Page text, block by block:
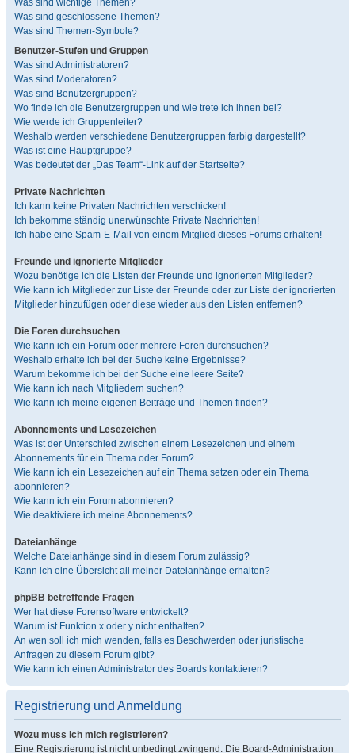
Was sind wichtige Themen?
Was sind geschlossene Themen?
Was sind Themen-Symbole?
Benutzer-Stufen und Gruppen
Was sind Administratoren?
Was sind Moderatoren?
Was sind Benutzergruppen?
Wo finde ich die Benutzergruppen und wie trete ich ihnen bei?
Wie werde ich Gruppenleiter?
Weshalb werden verschiedene Benutzergruppen farbig dargestellt?
Was ist eine Hauptgruppe?
Was bedeutet der „Das Team“-Link auf der Startseite?
Private Nachrichten
Ich kann keine Privaten Nachrichten verschicken!
Ich bekomme ständig unerwünschte Private Nachrichten!
Ich habe eine Spam-E-Mail von einem Mitglied dieses Forums erhalten!
Freunde und ignorierte Mitglieder
Wozu benötige ich die Listen der Freunde und ignorierten Mitglieder?
Wie kann ich Mitglieder zur Liste der Freunde oder zur Liste der ignorierten
Mitglieder hinzufügen oder diese wieder aus den Listen entfernen?
Die Foren durchsuchen
Wie kann ich ein Forum oder mehrere Foren durchsuchen?
Weshalb erhalte ich bei der Suche keine Ergebnisse?
Warum bekomme ich bei der Suche eine leere Seite?
Wie kann ich nach Mitgliedern suchen?
Wie kann ich meine eigenen Beiträge und Themen finden?
Abonnements und Lesezeichen
Was ist der Unterschied zwischen einem Lesezeichen und einem
Abonnements für ein Thema oder Forum?
Wie kann ich ein Lesezeichen auf ein Thema setzen oder ein Thema
abonnieren?
Wie kann ich ein Forum abonnieren?
Wie deaktiviere ich meine Abonnements?
Dateianhänge
Welche Dateianhänge sind in diesem Forum zulässig?
Kann ich eine Übersicht all meiner Dateianhänge erhalten?
phpBB betreffende Fragen
Wer hat diese Forensoftware entwickelt?
Warum ist Funktion x oder y nicht enthalten?
An wen soll ich mich wenden, falls es Beschwerden oder juristische
Anfragen zu diesem Forum gibt?
Wie kann ich einen Administrator des Boards kontaktieren?
Registrierung und Anmeldung
Wozu muss ich mich registrieren?
Eine Registrierung ist nicht unbedingt zwingend. Die Board-Administration